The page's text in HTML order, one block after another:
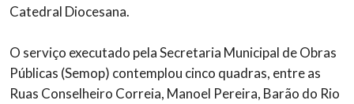
Catedral Diocesana.
O serviço executado pela Secretaria Municipal de Obras
Públicas (Semop) contemplou cinco quadras, entre as
Ruas Conselheiro Correia, Manoel Pereira, Barão do Rio